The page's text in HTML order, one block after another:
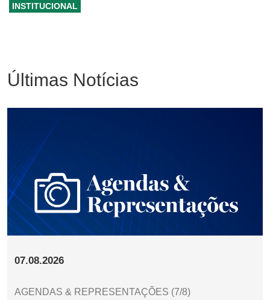
INSTITUCIONAL
Últimas Notícias
07.08.2026
AGENDAS & REPRESENTAÇÕES (7/8)